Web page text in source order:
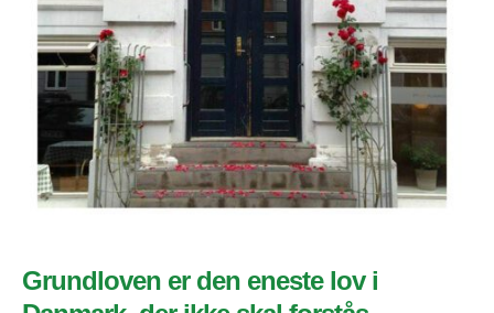
Grundloven er den eneste lov i